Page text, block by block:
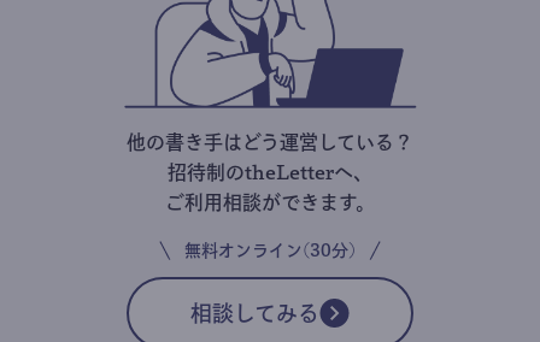
他の書き手はどう運営している？
招待制のtheLetterへ、
ご利用相談ができます。
無料オンライン(30分)
相談してみる